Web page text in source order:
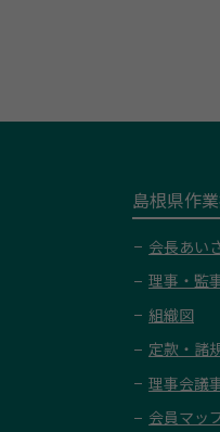
島根県作
会長あい
理事・監
組織図
定款・諸
理事会議
会員マッ